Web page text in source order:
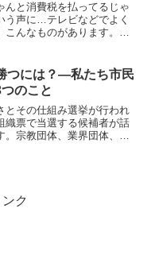
んと消費税を払ってるじゃ
う声に…テレビなどでよく
こんなものがあります。
買い物をするときと同じよ
モノやサービス...
つには？—私たち市民
のこと
とその仕組み選挙が行われ
織票で当選する候補者が話
。宗教団体、業界団体、労
ク